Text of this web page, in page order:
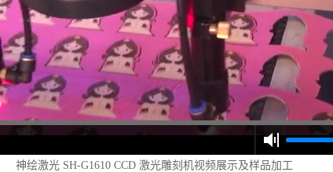
神绘激光 SH-G1610 CCD 激光雕刻机视频展示及样品加工